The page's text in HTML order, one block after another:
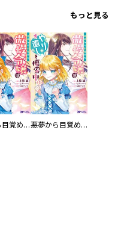
もっと見る
悪夢から目覚めた傲慢令嬢はやり直しを模索中（コミック） 悪夢から目覚めた傲慢令嬢はやり直しを模索中（コミック） 分冊版